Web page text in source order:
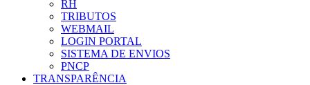
RH
TRIBUTOS
WEBMAIL
LOGIN PORTAL
SISTEMA DE ENVIOS
PNCP
TRANSPARÊNCIA